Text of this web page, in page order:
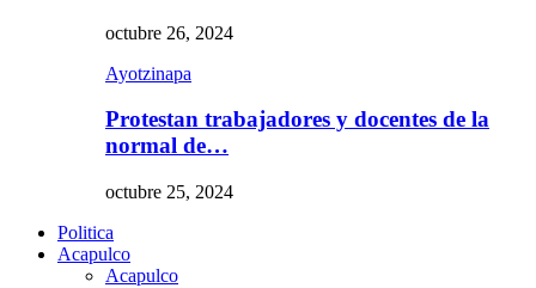
octubre 26, 2024
Ayotzinapa
Protestan trabajadores y docentes de la
normal de…
octubre 25, 2024
Politica
Acapulco
Acapulco